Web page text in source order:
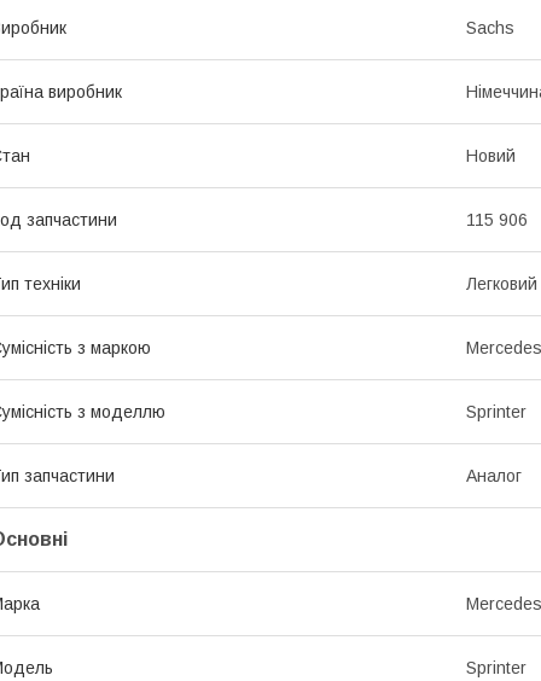
Sachs
виробник
Новий
запчастини 115 906
техніки
з маркою
з моделлю Sprinter
запчастини Аналог
Sprinter